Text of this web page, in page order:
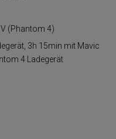
(Phantom 4)
3h 15min mit Mavic
4 Ladegerät